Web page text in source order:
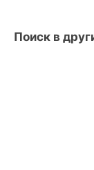
Поиск в